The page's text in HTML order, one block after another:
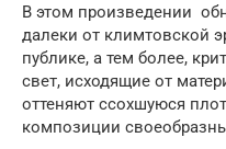
В этом произведении
далеки от климтовской
публике, а тем более,
свет, исходящие от
оттеняют ссохшуюся
композиции